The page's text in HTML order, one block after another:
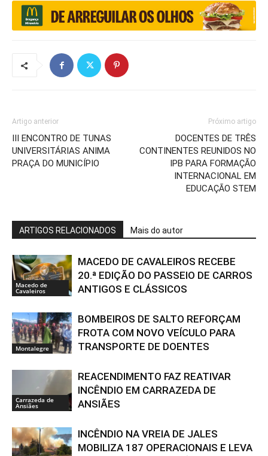
Artigo anterior
III ENCONTRO DE TUNAS
UNIVERSITÁRIAS ANIMA
PRAÇA DO MUNICÍPIO
Próximo artigo
DOCENTES DE TRÊS
CONTINENTES REUNIDOS NO
IPB PARA FORMAÇÃO
INTERNACIONAL EM
EDUCAÇÃO STEM
ARTIGOS RELACIONADOS Mais do autor
Macedo de
Cavaleiros
MACEDO DE CAVALEIROS RECEBE
20.ª EDIÇÃO DO PASSEIO DE CARROS
ANTIGOS E CLÁSSICOS
Montalegre
BOMBEIROS DE SALTO REFORÇAM
FROTA COM NOVO VEÍCULO PARA
TRANSPORTE DE DOENTES
Carrazeda de
Ansiães
REACENDIMENTO FAZ REATIVAR
INCÊNDIO EM CARRAZEDA DE
ANSIÃES
INCÊNDIO NA VREIA DE JALES
MOBILIZA 187 OPERACIONAIS E LEVA